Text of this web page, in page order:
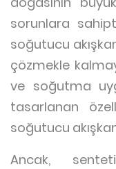
sorunlara
soğutucu
çözmekle
ve soğutma
tasarlanan
soğutucu
Ancak,